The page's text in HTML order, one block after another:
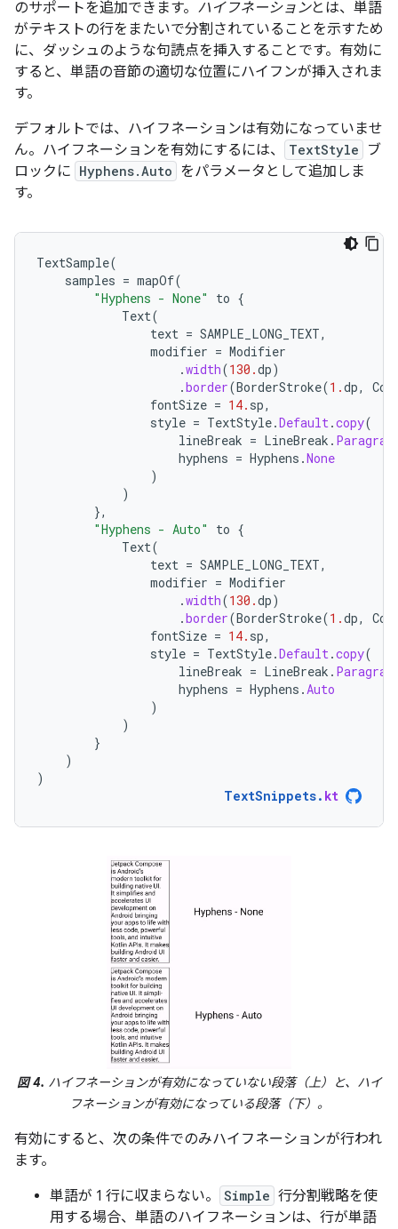
のサポートを追加できます。 ハイフネーションとは、単語
がテキストの行をまたいで分割されていることを示すため
に、ダッシュのような句読点を挿入することです。有効に
すると、単語の音節の適切な位置にハイフンが挿入されま
す。
デフォルトでは、ハイフネーションは有効になっていませ
ん。ハイフネーションを有効にするには、
TextStyle
ブ
ロックに Hyphens.Auto をパラメータとして追加しま
す。
TextSample(
samples = mapOf(
"Hyphens - None"
to {
Text(
text = SAMPLE_LONG_TEXT,
modifier = Modifier
.width(130.dp)
.border(BorderStroke(1.dp,
fontSize = 14. sp,
style = TextStyle.Default .copy(
lineBreak = LineBreak .
hyphens = Hyphens .None
)
)
},
"Hyphens - Auto"
to {
Text(
text = SAMPLE_LONG_TEXT,
modifier = Modifier
.width(130.dp)
.border(BorderStroke(1.dp,
fontSize = 14. sp,
style = TextStyle.Default .copy(
lineBreak = LineBreak .
hyphens = Hyphens . Auto
)
)
}
)
)
TextSnippets. kt
図 4. ハイフネーションが有効になっていない段落（上）と、ハイ
フネーションが有効になっている段落（下）。
有効にすると、次の条件でのみハイフネーションが行われ
ます。
単語が 1 行に収まらない。
Simple 行分割戦略を使
用する場合、単語のハイフネーションは、行が単語